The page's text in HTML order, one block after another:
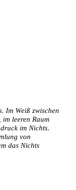
Im Weiß zwischen
leeren Raum
im Nichts.
von
das Nichts